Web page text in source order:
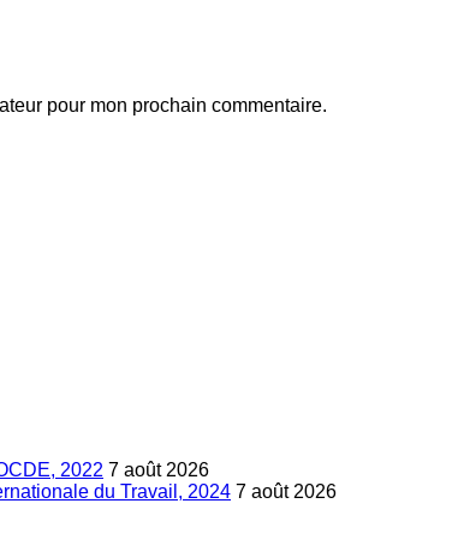
pour mon prochain commentaire.
2022 7 août 2026
du Travail, 2024 7 août 2026